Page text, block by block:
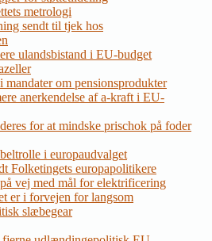
metrologi
sendt til tjek hos
ulandsbistand i EU-budget
om pensionsprodukter
anerkendelse af a-kraft i EU-
for at mindske prischok på foder
i europaudvalget
Folketingets europapolitikere
vej med mål for elektrificering
er i forvejen for langsom
slæbegear